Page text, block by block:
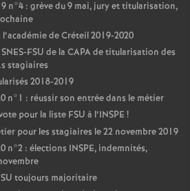
n°4 : grève du 9 mai, jury et titularisation,
de Créteil 2019-2020
SNES-FSU de la CAPAde titularisation des
stagiaires
2018-2019
n°1 : réussir son entrée dans le métier
pour la liste FSU à l’INSPE !
pour les stagiaires le 22 novembre 2019
n°2 : élections INSPE, indemnités,
toujours majoritaire